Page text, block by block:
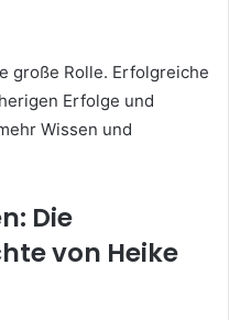
große Rolle. Erfolgreiche
Erfolge und
Wissen und
Die
von Heike